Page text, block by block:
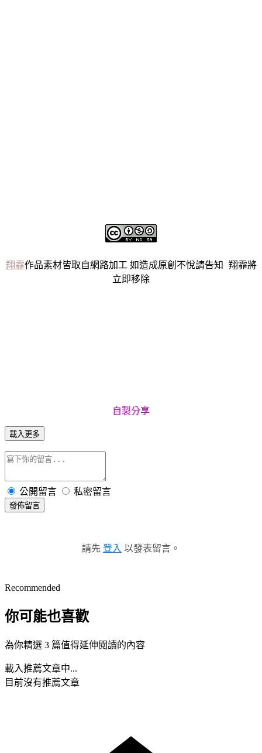
翔霏作品素材皆取自網路加工 如造成原創不悅請告知 翔霏將
立即移除
自製分享
載入更多
公開留言 私密留言
發佈留言
請先 登入 以發表留言。
Recommended
你可能也喜歡
為你精選 3 篇值得延伸閱讀的內容
載入推薦文章中...
目前沒有推薦文章